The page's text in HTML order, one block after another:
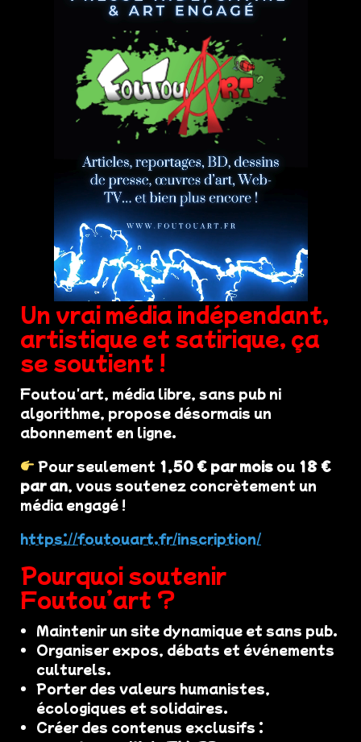
Un vrai média indépendant,
artistique et satirique, ça
se soutient !
Foutou'art, média libre, sans pub ni
algorithme, propose désormais un
abonnement en ligne.
Pour seulement 1,50 € par mois ou 18 €
par an, vous soutenez concrètement un
média engagé !
https://foutouart.fr/inscription/
Pourquoi soutenir
Foutou’art ?
Maintenir un site dynamique et sans pub.
Organiser expos, débats et événements
culturels.
Porter des valeurs humanistes,
écologiques et solidaires.
Créer des contenus exclusifs :